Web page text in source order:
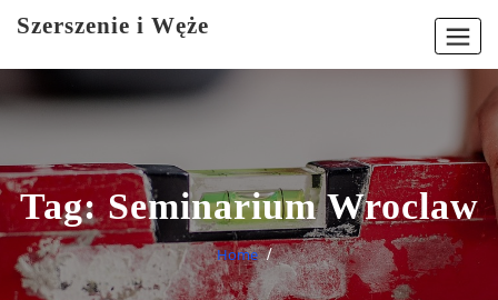
Szerszenie i Węże
Tag:Seminarium Wroclaw
Home